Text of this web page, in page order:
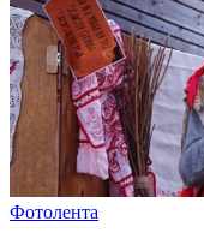
Фотолента